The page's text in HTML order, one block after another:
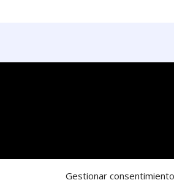
Gestionar consentimiento